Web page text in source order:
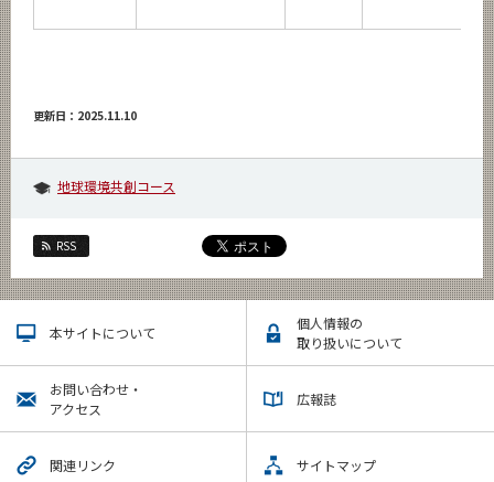
更新日：2025.11.10
地球環境共創コース
RSS
本サイトについて
個人情報の
取り扱いについて
お問い合わせ・
アクセス
広報誌
関連リンク サイトマップ